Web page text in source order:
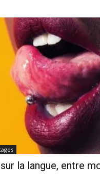
la langue, entre